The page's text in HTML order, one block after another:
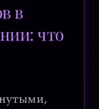
в
что